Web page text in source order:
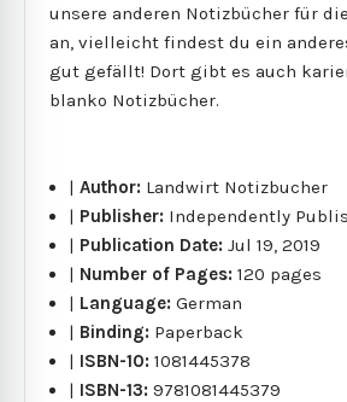
unsere anderen Notizbücher für
an, vielleicht findest du ein
gut gefällt! Dort gibt es auch
blanko Notizbücher.
|Author: Landwirt Notizbucher
| Publisher: Independently
| Publication Date:Jul 19, 2019
| Number of Pages:120 pages
| Language:German
| Binding: Paperback
| ISBN-10:1081445378
| ISBN-13:9781081445379